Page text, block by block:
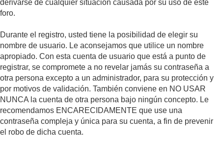
derivarse de cualquier situación causada por su uso de este
foro.
Durante el registro, usted tiene la posibilidad de elegir su
nombre de usuario. Le aconsejamos que utilice un nombre
apropiado. Con esta cuenta de usuario que está a punto de
registrar, se compromete a no revelar jamás su contraseña a
otra persona excepto a un administrador, para su protección y
por motivos de validación. También conviene en NO USAR
NUNCA la cuenta de otra persona bajo ningún concepto. Le
recomendamos ENCARECIDAMENTE que use una
contraseña compleja y única para su cuenta, a fin de prevenir
el robo de dicha cuenta.